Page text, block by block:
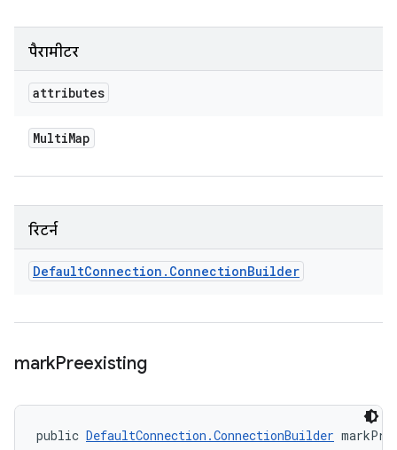
पैरामीटर
attributes
MultiMap
रिटर्न
DefaultConnection . ConnectionBuilder
markPreexisting
public DefaultConnection.ConnectionBuilder